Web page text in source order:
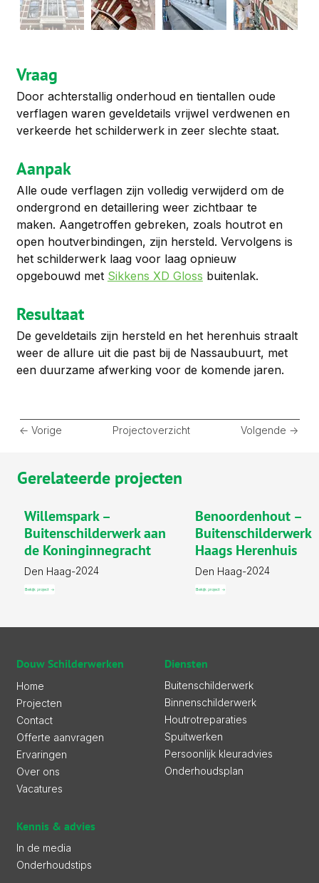
Vraag
Door achterstallig onderhoud en tientallen oude
verflagen waren geveldetails vrijwel verdwenen en
verkeerde het schilderwerk in zeer slechte staat.
Aanpak
Alle oude verflagen zijn volledig verwijderd om de
ondergrond en detaillering weer zichtbaar te
maken. Aangetroffen gebreken, zoals houtrot en
open houtverbindingen, zijn hersteld. Vervolgens is
het schilderwerk laag voor laag opnieuw
opgebouwd met Sikkens XD Gloss buitenlak.
Resultaat
De geveldetails zijn hersteld en het herenhuis straalt
weer de allure uit die past bij de Nassaubuurt, met
een duurzame afwerking voor de komende jaren.
<- Vorige Projectoverzicht Volgende ->
Gerelateerde projecten
Willemspark –
Buitenschilderwerk aan
de Koninginnegracht
Den Haag 2024
-
Bekijk project ->
Benoordenhout –
Buitenschilderwerk
Haags Herenhuis
Den Haag 2024
-
Bekijk project ->
Douw Schilderwerken
Home
Projecten
Contact
Offerte aanvragen
Ervaringen
Over ons
Vacatures
Diensten
Buitenschilderwerk
Binnenschilderwerk
Houtrotreparaties
Spuitwerken
Persoonlijk kleuradvies
Onderhoudsplan
Kennis & advies
In de media
Onderhoudstips